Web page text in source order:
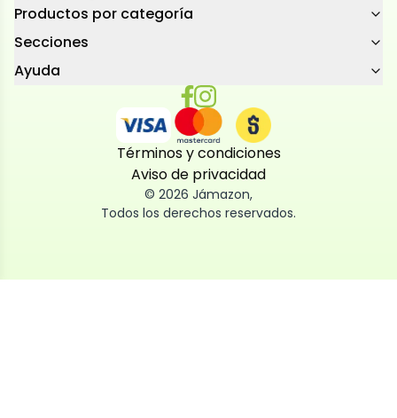
Productos por categoría
Secciones
Ayuda
Términos y condiciones
Aviso de privacidad
© 2026 Jámazon,
Todos los derechos reservados.